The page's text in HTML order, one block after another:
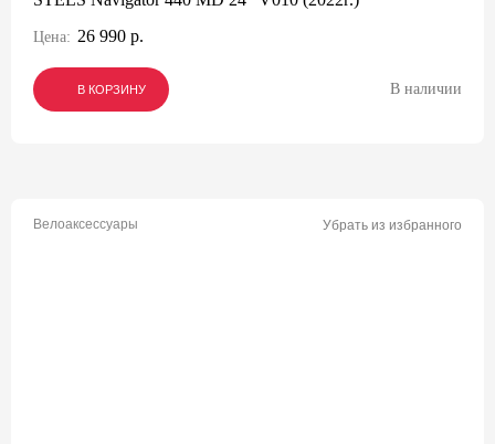
Цена: 26 990 р.
В КОРЗИНУ
В КОРЗИНУ
В КОРЗИНУ В наличии
Велоаксессуары Убрать из избранного